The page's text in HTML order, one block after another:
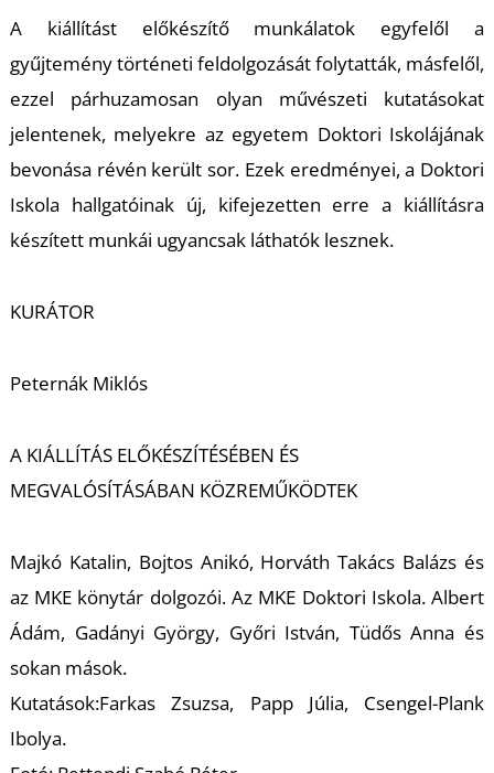
A kiállítást előkészítő munkálatok egyfelől a
gyűjtemény történeti feldolgozását folytatták, másfelől,
ezzel párhuzamosan olyan művészeti kutatásokat
jelentenek, melyekre az egyetem Doktori Iskolájának
bevonása révén került sor. Ezek eredményei, a Doktori
Iskola hallgatóinak új, kifejezetten erre a kiállításra
készített munkái ugyancsak láthatók lesznek.
KURÁTOR
Peternák Miklós
A KIÁLLÍTÁS ELŐKÉSZÍTÉSÉBEN ÉS
MEGVALÓSÍTÁSÁBAN KÖZREMŰKÖDTEK
Majkó Katalin, Bojtos Anikó, Horváth Takács Balázs és
az MKE könytár dolgozói. Az MKE Doktori Iskola. Albert
Ádám, Gadányi György, Győri István, Tüdős Anna és
sokan mások.
Kutatások:Farkas Zsuzsa, Papp Júlia, Csengel-Plank
Ibolya.